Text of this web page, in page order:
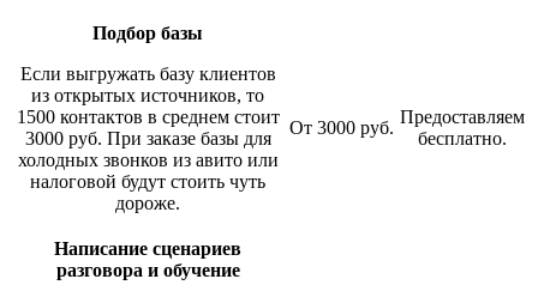
Подбор базы
Если выгружать базу клиентов
из открытых источников, то
1500 контактов в среднем стоит
3000 руб. При заказе базы для
холодных звонков из авито или
налоговой будут стоить чуть
дороже.
От 3000 руб.
Предоставляем
бесплатно.
Написание сценариев
разговора и обучение